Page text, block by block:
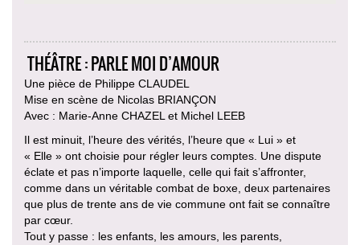
THÉÂTRE : PARLE MOI D’AMOUR
Une pièce de Philippe CLAUDEL
Mise en scène de Nicolas BRIANÇON
Avec : Marie-Anne CHAZEL et Michel LEEB
Il est minuit, l’heure des vérités, l’heure que « Lui » et
« Elle » ont choisie pour régler leurs comptes. Une dispute
éclate et pas n’importe laquelle, celle qui fait s’affronter,
comme dans un véritable combat de boxe, deux partenaires
que plus de trente ans de vie commune ont fait se connaître
par cœur.
Tout y passe : les enfants, les amours, les parents,